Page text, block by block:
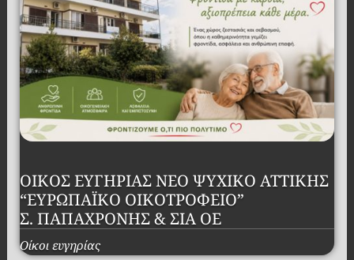
ΟΙΚΟΣ ΕΥΓΗΡΙΑΣ ΝΕΟ ΨΥΧΙΚΟ ΑΤΤΙΚΗΣ
“ΕΥΡΩΠΑΪΚΟ ΟΙΚΟΤΡΟΦΕΙΟ”
Σ. ΠΑΠΑΧΡΟΝΗΣ & ΣΙΑ ΟΕ
Οίκοι ευγηρίας